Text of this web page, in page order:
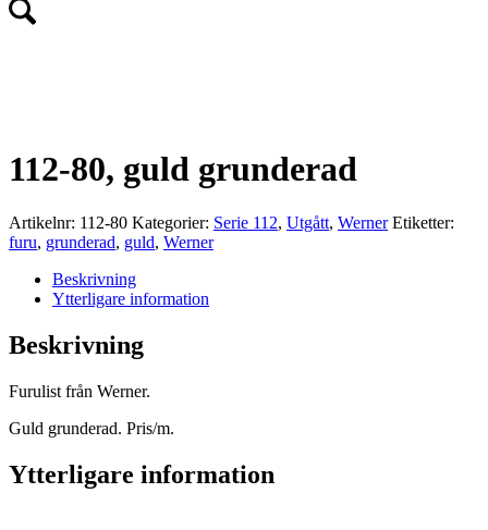
112-80, guld grunderad
Artikelnr: 112-80 Kategorier: Serie 112, Utgått, Werner Etiketter:
furu, grunderad, guld, Werner
Beskrivning
Ytterligare information
Beskrivning
Furulist från Werner.
Guld grunderad. Pris/m.
Ytterligare information